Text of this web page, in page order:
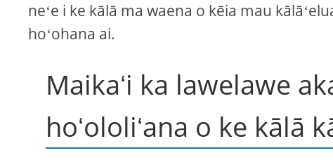
neʻe i ke kālā ma waena o kēia mau
hoʻohana ai.
Maikaʻi ka lawelawe
hoʻololiʻana o ke kālā